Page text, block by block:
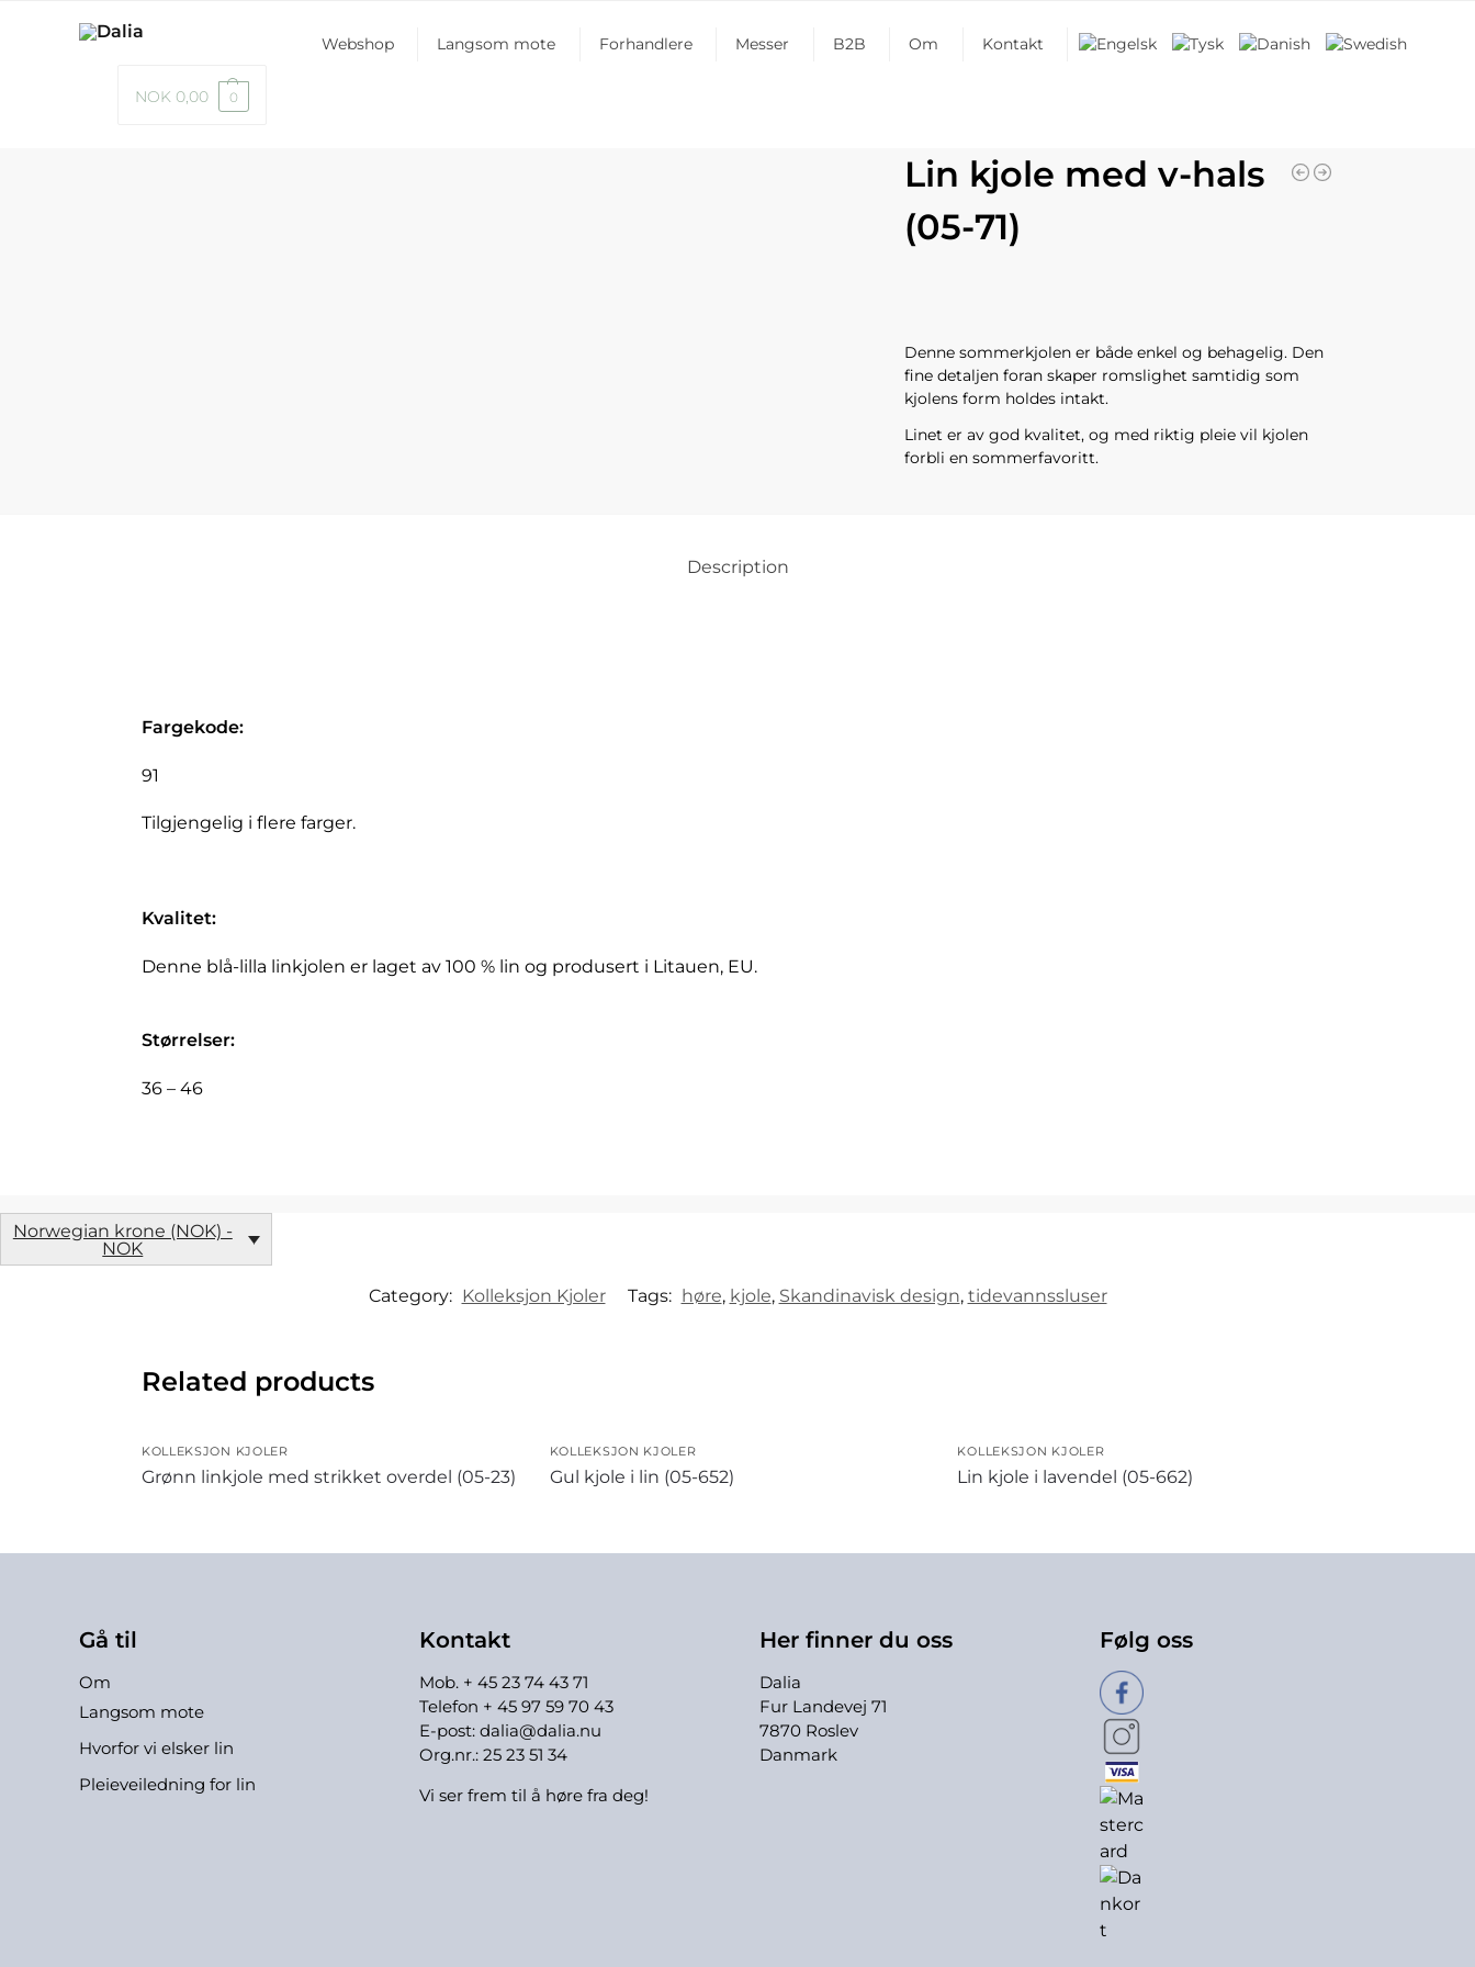
Webshop Langsom mote Forhandlere Messer B2B Om Kontakt
NOK 0,00 0
Lin kjole med v-hals
(05-71)
Denne sommerkjolen er både enkel og behagelig. Den
fine detaljen foran skaper romslighet samtidig som
kjolens form holdes intakt.
Linet er av god kvalitet, og med riktig pleie vil kjolen
forbli en sommerfavoritt.
Description
Fargekode:
91
Tilgjengelig i flere farger.
Kvalitet:
Denne blå-lilla linkjolen er laget av 100 % lin og produsert i Litauen, EU.
Størrelser:
36 – 46
Norwegian krone (NOK) -
NOK
Category: Kolleksjon Kjoler Tags: høre, kjole, Skandinavisk design, tidevannssluser
Related products
KOLLEKSJON KJOLER
Grønn linkjole med strikket overdel (05-23)
KOLLEKSJON KJOLER
Gul kjole i lin (05-652)
KOLLEKSJON KJOLER
Lin kjole i lavendel (05-662)
Gå til
Om
Langsom mote
Hvorfor vi elsker lin
Pleieveiledning for lin
Kontakt
Mob. + 45 23 74 43 71
Telefon + 45 97 59 70 43
E-post: dalia@dalia.nu
Org.nr.: 25 23 51 34
Vi ser frem til å høre fra deg!
Her finner du oss
Dalia
Fur Landevej 71
7870 Roslev
Danmark
Følg oss